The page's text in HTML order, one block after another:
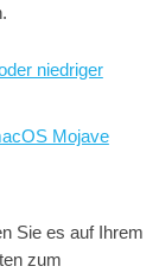
niedriger
Mojave
Sie es auf Ihrem
zum